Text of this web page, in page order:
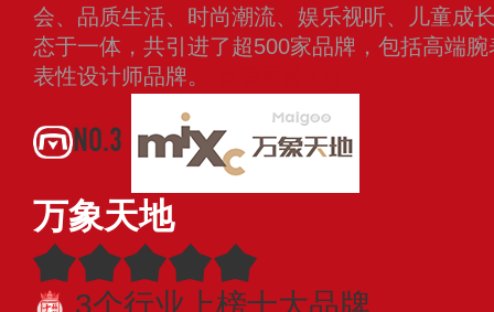
会、品质生活、时尚潮流、娱乐视听、儿童成
态于一体，共引进了超500家品牌，包括高端
表性设计师品牌。
NO.3
万象天地
3个行业上榜十大品牌